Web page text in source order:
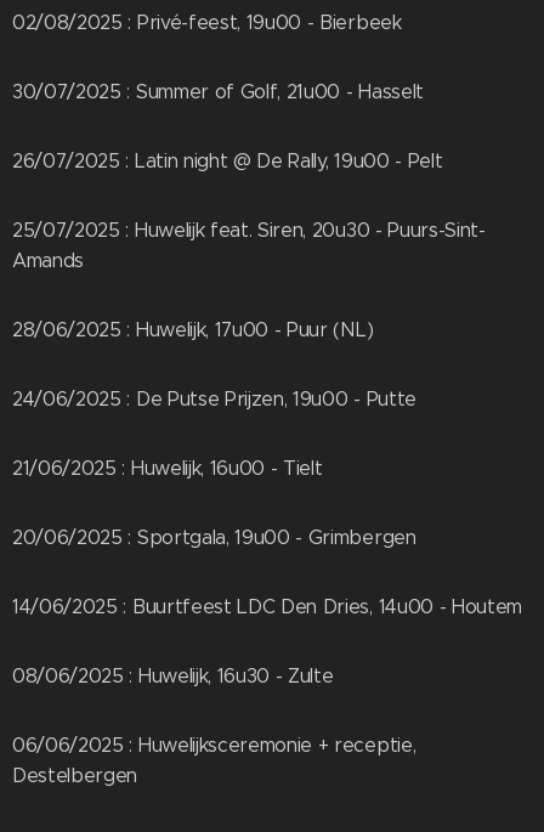
02/08/2025 : Privé-feest, 19u00 - Bierbeek
30/07/2025 : Summer of Golf, 21u00 - Hasselt
26/07/2025 : Latin night @ De Rally, 19u00 - Pelt
25/07/2025 : Huwelijk feat. Siren, 20u30 - Puurs-Sint-
Amands
28/06/2025 : Huwelijk, 17u00 - Puur (NL)
24/06/2025 : De Putse Prijzen, 19u00 - Putte
21/06/2025 : Huwelijk, 16u00 - Tielt
20/06/2025 : Sportgala, 19u00 - Grimbergen
14/06/2025 : Buurtfeest LDC Den Dries, 14u00 - Houtem
08/06/2025 : Huwelijk, 16u30 - Zulte
06/06/2025 : Huwelijksceremonie + receptie,
Destelbergen